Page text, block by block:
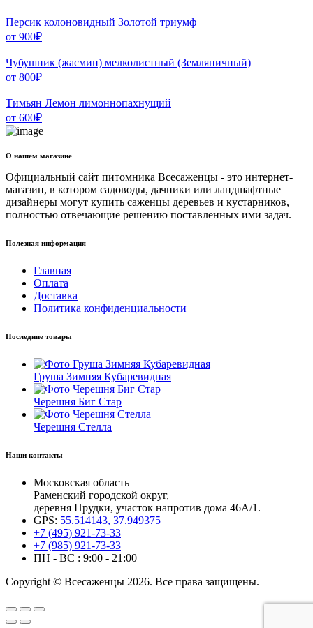
Персик колоновидный Золотой триумф
от 900₽
Чубушник (жасмин) мелколистный (Земляничный)
от 800₽
Тимьян Лемон лимоннопахнущий
от 600₽
О нашем магазине
Официальный сайт питомника Всесаженцы - это интернет-
магазин, в котором садоводы, дачники или ландшафтные
дизайнеры могут купить саженцы деревьев и кустарников,
полностью отвечающие решению поставленных ими задач.
Полезная информация
Главная
Оплата
Доставка
Политика конфиденциальности
Последние товары
Груша Зимняя Кубаревидная
Черешня Биг Стар
Черешня Стелла
Наши контакты
Московская область
Раменский городской округ,
деревня Прудки, участок напротив дома 46А/1.
GPS: 55.514143, 37.949375
+7 (495) 921-73-33
+7 (985) 921-73-33
ПН - ВС : 9:00 - 21:00
Copyright © Всесаженцы 2026. Все права защищены.